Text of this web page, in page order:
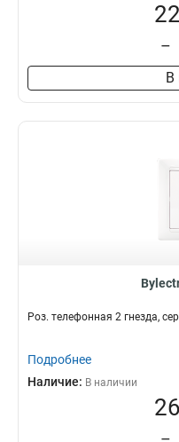
–
В
Роз. телефонная 2 гнезда,
Подробнее
Наличие: В наличии